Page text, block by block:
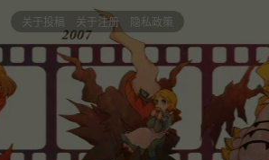
关于投稿 关于注册 隐私政策